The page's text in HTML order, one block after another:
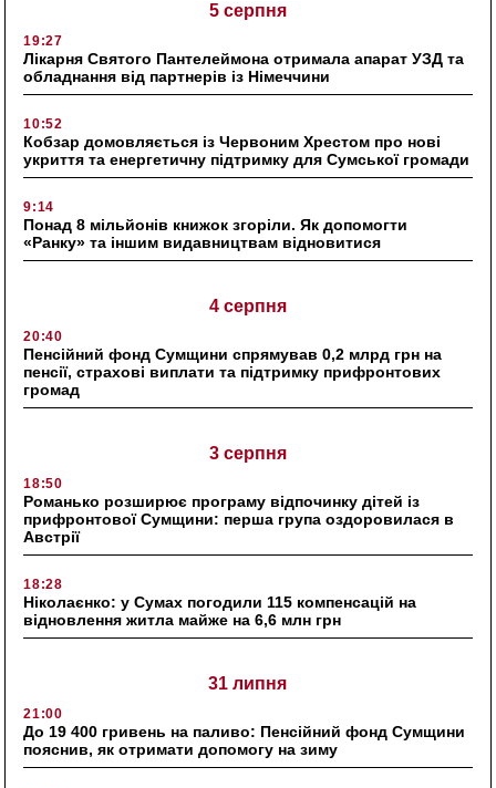
5 серпня
19:27
Лікарня Святого Пантелеймона отримала апарат УЗД та
обладнання від партнерів із Німеччини
10:52
Кобзар домовляється із Червоним Хрестом про нові
укриття та енергетичну підтримку для Сумської громади
9:14
Понад 8 мільйонів книжок згоріли. Як допомогти
«Ранку» та іншим видавництвам відновитися
4 серпня
20:40
Пенсійний фонд Сумщини спрямував 0,2 млрд грн на
пенсії, страхові виплати та підтримку прифронтових
громад
3 серпня
18:50
Романько розширює програму відпочинку дітей із
прифронтової Сумщини: перша група оздоровилася в
Австрії
18:28
Ніколаєнко: у Сумах погодили 115 компенсацій на
відновлення житла майже на 6,6 млн грн
31 липня
21:00
До 19 400 гривень на паливо: Пенсійний фонд Сумщини
пояснив, як отримати допомогу на зиму